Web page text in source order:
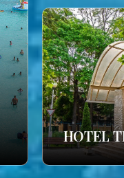
HOTEL